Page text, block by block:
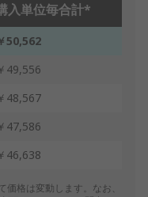
入単位毎合計*
50,562
49,556
48,567
47,586
46,638
格は変動します。なお、